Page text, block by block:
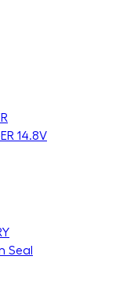
14.8V
Seal